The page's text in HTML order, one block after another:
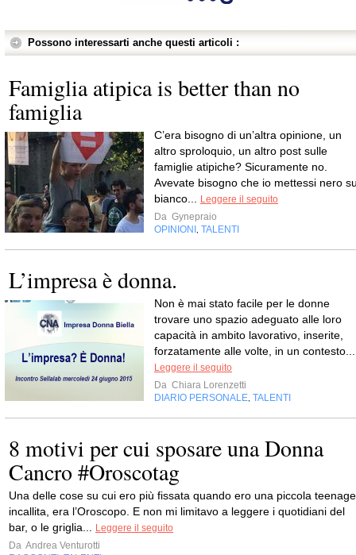
Possono interessarti anche questi articoli :
Famiglia atipica is better than no
famiglia
C’era bisogno di un’altra opinione, un
altro sproloquio, un altro post sulle
famiglie atipiche? Sicuramente no.
Avevate bisogno che io mettessi nero
bianco...
Leggere il seguito
Da Gynepraio
OPINIONI TALENTI
L’impresa è donna.
Non è mai stato facile per le donne
trovare uno spazio adeguato alle loro
capacità in ambito lavorativo, inserite,
forzatamente alle volte, in un contesto...
Leggere il seguito
Da Chiara Lorenzetti
DIARIO PERSONALE TALENTI
8 motivi per cui sposare una Donna
Cancro #Oroscotag
Una delle cose su cui ero più fissata quando ero una piccola
incallita, era l’Oroscopo. E non mi limitavo a leggere i quotidiani del
bar, o le griglia...
Leggere il seguito
Da Andrea Venturotti